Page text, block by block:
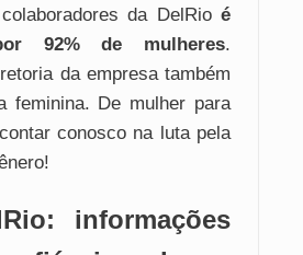
da DelRioé
92% de mulheres.
da empresa também
feminina. De mulher para
conosco na luta pela
informações